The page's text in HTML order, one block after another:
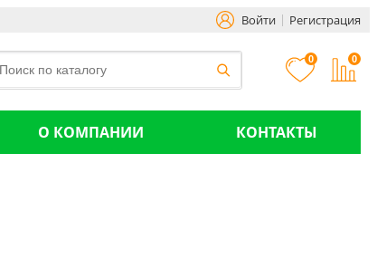
Войти Регистрация
0 0
О КОМПАНИИ КОНТАКТЫ